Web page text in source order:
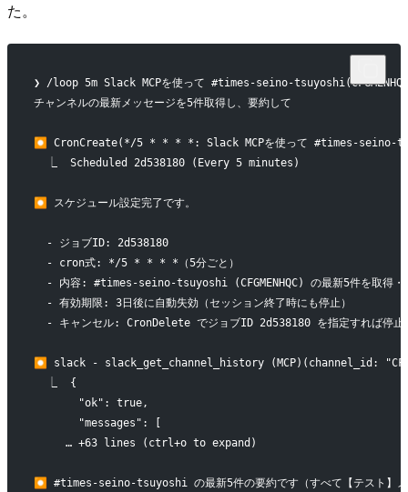
た。
❯ /loop 5m Slack MCPを使って #times-seino-
チャンネルの最新メッセージを5件取得し、要約して
⏺ CronCreate(*/5 * * * *: Slack MCPを使って #times-seino-
  ⎿  Scheduled 2d538180 (Every 5 minutes)
⏺ スケジュール設定完了です。
  - ジョブID: 2d538180
  - cron式: */5 * * * *（5分ごと）
- 内容: #times-seino-tsuyoshi (CFGMENHQC) の最新5件を取得・
  - 有効期限: 3日後に自動失効（セッション終了時にも停止）
- キャンセル: CronDelete でジョブID 2d538180 を指定すれば停止
⏺ slack - slack_get_channel_history (MCP)(channel_id:
  ⎿  {
       "ok": true,
       "messages": [
     … +63 lines (ctrl+o to expand)
⏺ #times-seino-tsuyoshi の最新5件の要約です（すべて【テスト】メ